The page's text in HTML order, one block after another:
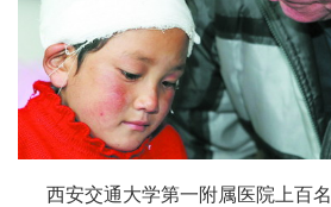
西安交通大学第一附属医院上百名